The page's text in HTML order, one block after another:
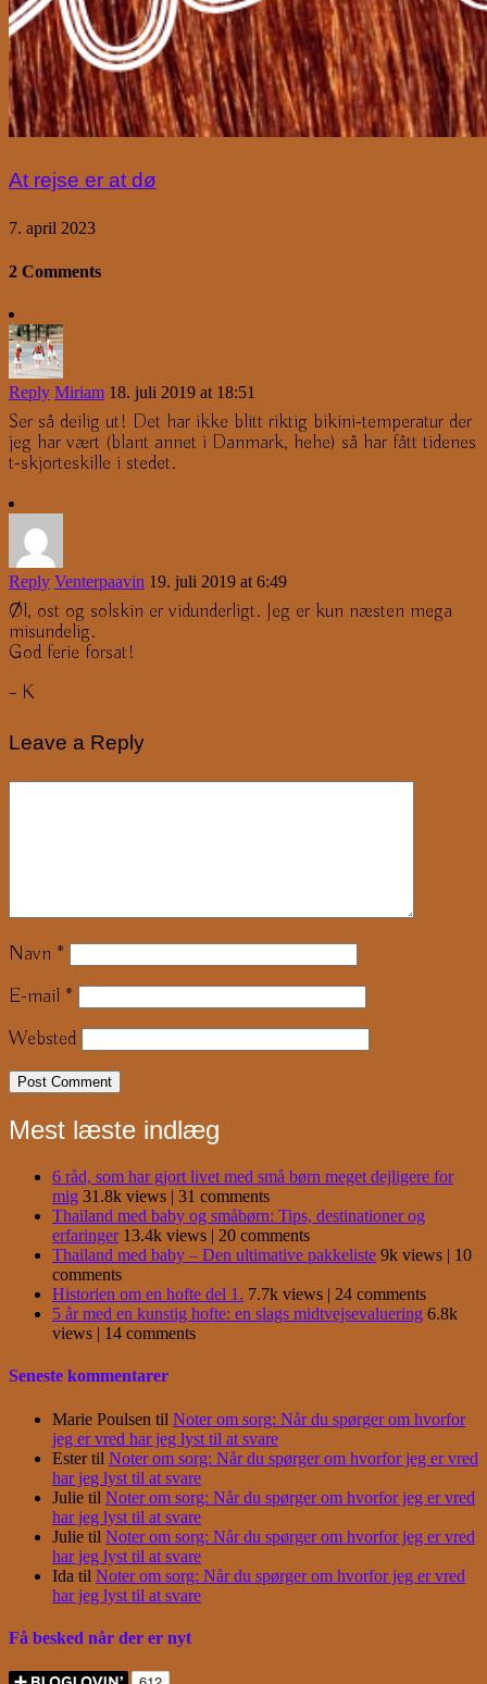
At rejse er at dø
7. april 2023
2 Comments
Reply Miriam 18. juli 2019 at 18:51
Ser så deilig ut! Det har ikke blitt riktig bikini-temperatur der
jeg har vært (blant annet i Danmark, hehe) så har fått tidenes
t-skjorteskille i stedet.
Reply Venterpaavin 19. juli 2019 at 6:49
Øl, ost og solskin er vidunderligt. Jeg er kun næsten mega
misundelig.
God ferie forsat!
– K
Leave a Reply
Navn *
E-mail *
Websted
Mest læste indlæg
6 råd, som har gjort livet med små børn meget dejligere for
mig 31.8k views | 31 comments
Thailand med baby og småbørn: Tips, destinationer og
erfaringer 13.4k views | 20 comments
Thailand med baby – Den ultimative pakkeliste 9k views | 10
comments
Historien om en hofte del 1. 7.7k views | 24 comments
5 år med en kunstig hofte: en slags midtvejsevaluering 6.8k
views | 14 comments
Seneste kommentarer
Marie Poulsen til Noter om sorg: Når du spørger om hvorfor
jeg er vred har jeg lyst til at svare
Estertil Noter om sorg: Når du spørger om hvorfor jeg er vred
har jeg lyst til at svare
Julie til Noter om sorg: Når du spørger om hvorfor jeg er vred
har jeg lyst til at svare
Julie til Noter om sorg: Når du spørger om hvorfor jeg er vred
har jeg lyst til at svare
Ida til Noter om sorg: Når du spørger om hvorfor jeg er vred
har jeg lyst til at svare
Få besked når der er nyt